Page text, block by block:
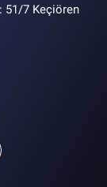
51/7 Keçiören